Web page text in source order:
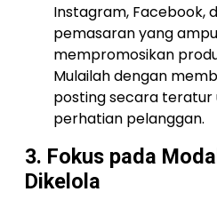
Instagram, Facebook,
pemasaran yang
mempromosikan
Mulailah dengan
posting secara teratur
perhatian pelanggan.
3. Fokus pada
Dikelola